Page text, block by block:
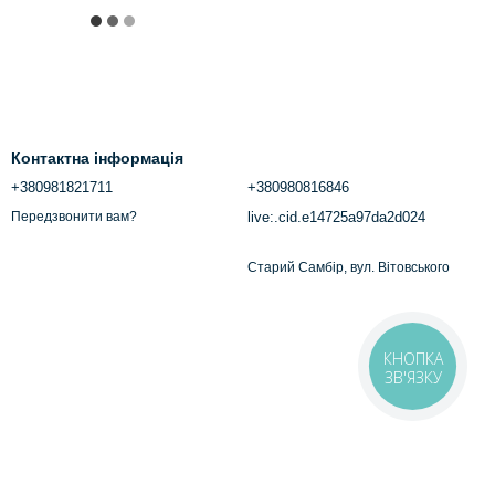
Контактна інформація
+380981821711
Передзвонити вам?
+380980816846
live:.cid.e14725a97da2d024
Старий Самбір, вул. Вітовського
КНОПКА
ЗВ'ЯЗКУ